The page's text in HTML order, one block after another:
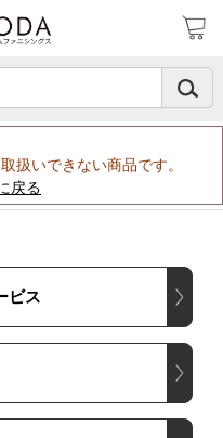
扱いできない商品です。
戻る
ビス